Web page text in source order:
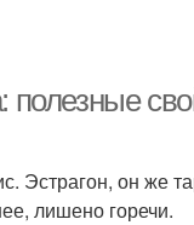
полезные
Эстрагон, он же
лишено горечи.